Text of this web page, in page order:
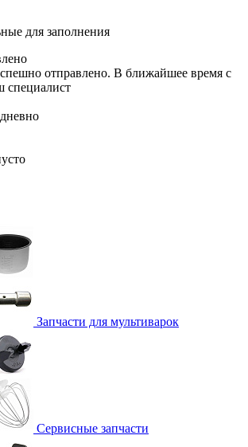
для заполнения
отправлено. В ближайшее время с
специалист
Запчасти для мультиварок
Сервисные запчасти